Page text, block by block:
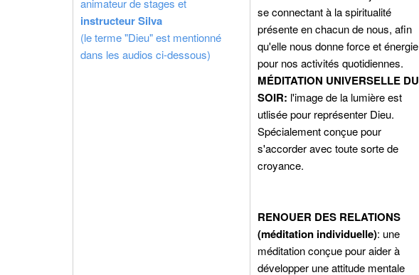
animateur de stages et
instructeur Silva
(le terme "Dieu" est mentionné
dans les audios ci-dessous)
se connectant à la spiritualité
présente en chacun de nous, afin
qu'elle nous donne force et énergie
pour nos activités quotidiennes.
MÉDITATION UNIVERSELLE DU
SOIR: l'image de la lumière est
utlisée pour représenter Dieu.
Spécialement conçue pour
s'accorder avec toute sorte de
croyance.
RENOUER DES RELATIONS
(méditation individuelle): une
méditation conçue pour aider à
développer une attitude mentale